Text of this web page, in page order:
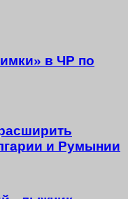
в ЧР по
и Румынии